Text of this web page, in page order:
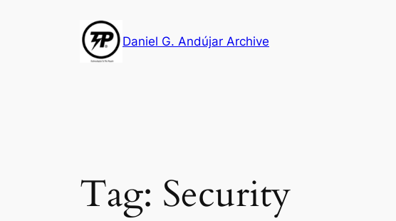
Daniel G. Andújar Archive
Tag: Security